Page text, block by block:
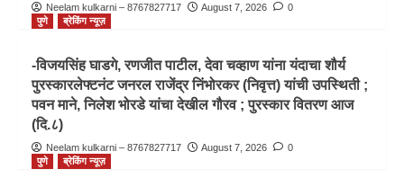
Neelam kulkarni – 8767827717 August 7, 2026
0
पुणे
ब्रेकिंग न्यूज़
-विजयसिंह घाडगे, रणजीत पाटील, देवा चव्हाण यांना यंदाचा शौर्य
पुरस्कारलेफ्टनंट जनरल राजेंद्र निंभोरकर (निवृत्त) यांची उपस्थिती ;
पवन माने, निलेश भोरडे यांचा देखील गौरव ; पुरस्कार वितरण आज
(दि.८)
Neelam kulkarni – 8767827717 August 7, 2026
0
पुणे
ब्रेकिंग न्यूज़